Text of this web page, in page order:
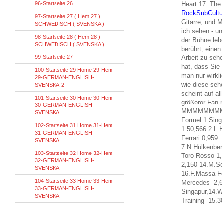
Heart 17.
Gitarre, und
ich sehen -
der Bühne
berührt,
Arbeit zu
hat, dass Sie
man nur
wie diese
scheint auf
größerer Fan
Formel 1
1:50,566
Ferrari
Toro Rosso
2,150
16.F.Massa
Mercedes
Training
96-Startseite 26
97-Startseite 27 ( Hem 27 )
SCHWEDISCH ( SVENSKA )
98-Startseite 28 ( Hem 28 )
SCHWEDISCH ( SVENSKA )
99-Startseite 27
100-Startseite 29 Home 29-Hem
29-GERMAN-ENGLISH-
SVENSKA-2
101-Startseite 30 Home 30-Hem
30-GERMAN-ENGLISH-
SVENSKA
102-Startseite 31 Home 31-Hem
31-GERMAN-ENGLISH-
SVENSKA
103-Startseite 32 Home 32-Hem
32-GERMAN-ENGLISH-
SVENSKA
104-Startseite 33 Home 33-Hem
33-GERMAN-ENGLISH-
SVENSKA